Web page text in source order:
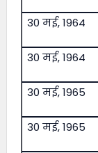
30 मई, 1964
30 मई, 1964
30 मई, 1965
30 मई, 1965